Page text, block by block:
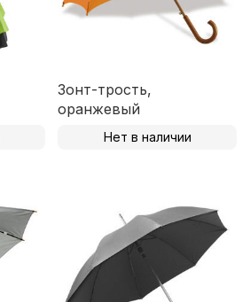
Зонт-трость,
оранжевый
Нет в наличии